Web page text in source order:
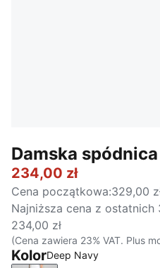
Damska
234,00 zł
Cena początkowa:329,00
Najniższa cena z
234,00 zł
(Cena zawiera 23% VAT. Plus
KolorDeep Navy